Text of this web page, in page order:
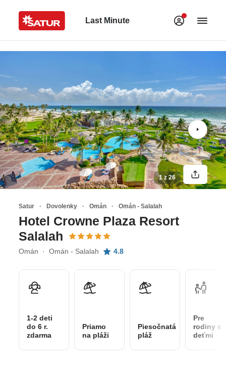
Last Minute
Satur Dovolenky Omán Omán - Salalah
Hotel Crowne Plaza Resort
Salalah
Omán · Omán - Salalah 4.8
1 z 26
1-2 deti
do 6 r.
zdarma
Priamo
na pláži
Piesočnatá
pláž
Pre
rodiny s
deťmi